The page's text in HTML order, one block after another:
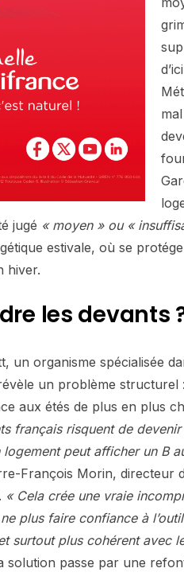
jugé « moyen » ou «
estivale, où se
hiver.
les devants
un organisme spécialisée
un problème structurel
aux étés de plus en plus
français risquent de
logement peut afficher un B
François Morin, directeur
« Cela crée une vraie
plus faire confiance à
surtout plus cohérent avec
passe par une